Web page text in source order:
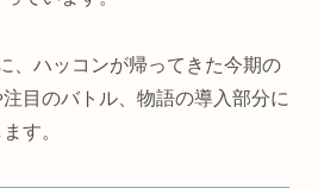
、ハッコンが帰ってきた今期の
目のバトル、物語の導入部分に
す。